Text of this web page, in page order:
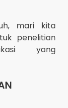
mari kita
penelitian
yang